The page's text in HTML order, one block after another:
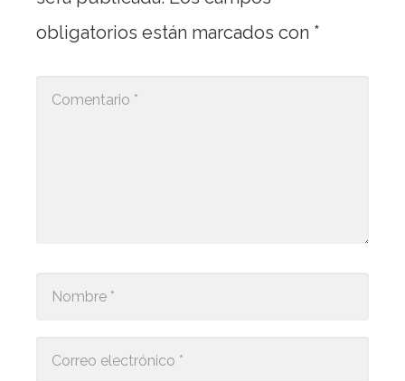
obligatorios están marcados con *